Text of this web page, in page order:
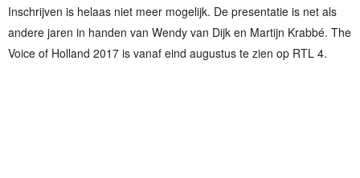
Inschrijven is helaas niet meer mogelijk. De presentatie is net als
andere jaren in handen van Wendy van Dijk en Martijn Krabbé. The
Voice of Holland 2017 is vanaf eind augustus te zien op RTL 4.